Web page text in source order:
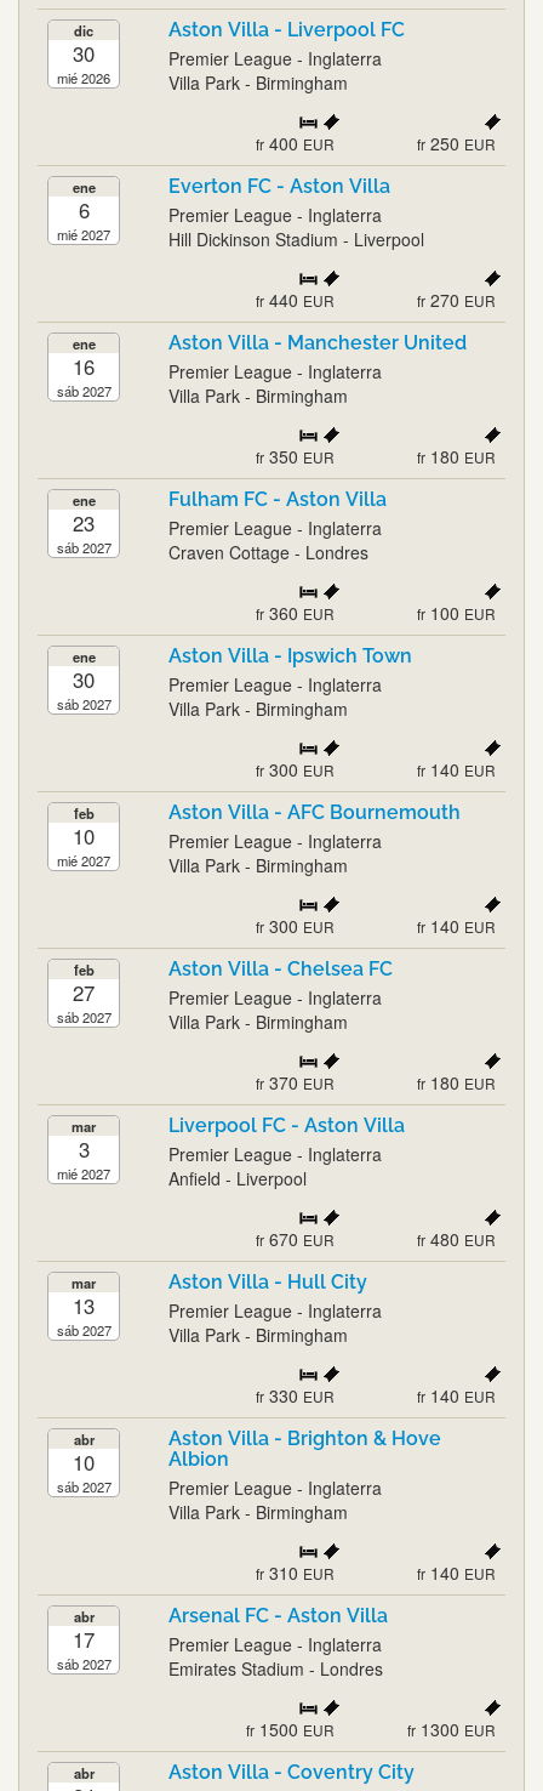
dic
30
mié 2026
Aston Villa - Liverpool FC
Premier League - Inglaterra
Villa Park - Birmingham
fr 400 EUR fr 250 EUR
ene
6
mié 2027
Everton FC - Aston Villa
Premier League - Inglaterra
Hill Dickinson Stadium - Liverpool
fr 440 EUR fr 270 EUR
ene
16
sáb 2027
Aston Villa - Manchester United
Premier League - Inglaterra
Villa Park - Birmingham
fr 350 EUR fr 180 EUR
ene
23
sáb 2027
Fulham FC - Aston Villa
Premier League - Inglaterra
Craven Cottage - Londres
fr 360 EUR fr 100 EUR
ene
30
sáb 2027
Aston Villa - Ipswich Town
Premier League - Inglaterra
Villa Park - Birmingham
fr 300 EUR fr 140 EUR
feb
10
mié 2027
Aston Villa - AFC Bournemouth
Premier League - Inglaterra
Villa Park - Birmingham
fr 300 EUR fr 140 EUR
feb
27
sáb 2027
Aston Villa - Chelsea FC
Premier League - Inglaterra
Villa Park - Birmingham
fr 370 EUR fr 180 EUR
mar
3
mié 2027
Liverpool FC - Aston Villa
Premier League - Inglaterra
Anfield - Liverpool
fr 670 EUR fr 480 EUR
mar
13
sáb 2027
Aston Villa - Hull City
Premier League - Inglaterra
Villa Park - Birmingham
fr 330 EUR fr 140 EUR
abr
10
sáb 2027
Aston Villa - Brighton & Hove
Albion
Premier League - Inglaterra
Villa Park - Birmingham
fr 310 EUR fr 140 EUR
abr
17
sáb 2027
Arsenal FC - Aston Villa
Premier League - Inglaterra
Emirates Stadium - Londres
fr 1500 EUR fr 1300 EUR
abr Aston Villa - Coventry City